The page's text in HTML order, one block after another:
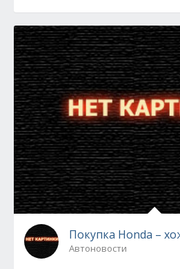
Покупка Honda –
Автоновости